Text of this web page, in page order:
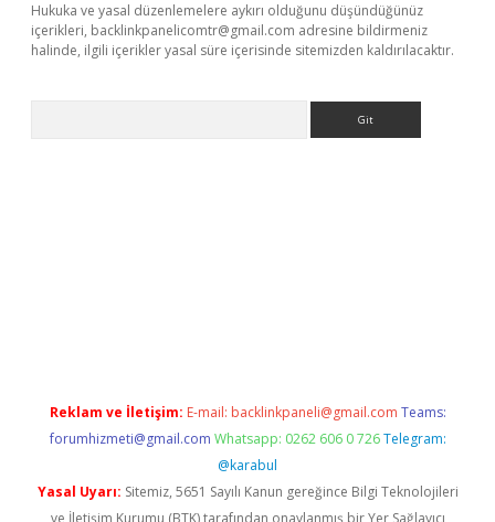
Hukuka ve yasal düzenlemelere aykırı olduğunu düşündüğünüz
içerikleri, backlinkpanelicomtr@gmail.com adresine bildirmeniz
halinde, ilgili içerikler yasal süre içerisinde sitemizden kaldırılacaktır.
Reklam ve İletişim: E-mail: backlinkpaneli@gmail.com Teams:
forumhizmeti@gmail.com Whatsapp: 0262 606 0 726 Telegram:
@karabul
Yasal Uyarı: Sitemiz, 5651 Sayılı Kanun gereğince Bilgi Teknolojileri
ve İletişim Kurumu (BTK) tarafından onaylanmış bir Yer Sağlayıcı